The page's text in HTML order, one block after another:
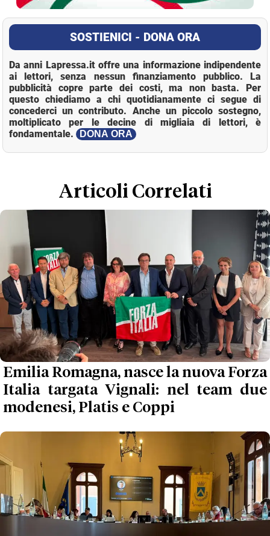
SOSTIENICI - DONA ORA
Da anni Lapressa.it offre una informazione indipendente
ai lettori, senza nessun finanziamento pubblico. La
pubblicità copre parte dei costi, ma non basta. Per
questo chiediamo a chi quotidianamente ci segue di
concederci un contributo. Anche un piccolo sostegno,
moltiplicato per le decine di migliaia di lettori, è
fondamentale.
DONA ORA
Articoli Correlati
Emilia Romagna, nasce la nuova Forza
Italia targata Vignali: nel team due
modenesi, Platis e Coppi